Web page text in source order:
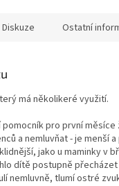
Diskuze Ostatní
má několikeré využití.
pro první měsíce
a nemluvňat - je menší
jako u maminky v
dítě postupně
nemluvně, tlumí ostré